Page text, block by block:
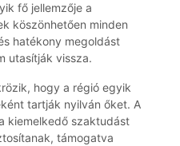
fő jellemzője a
köszönhetően minden
hatékony megoldást
utasítják vissza.
hogy a régió egyik
tartják nyilván őket. A
kiemelkedő szaktudást
támogatva